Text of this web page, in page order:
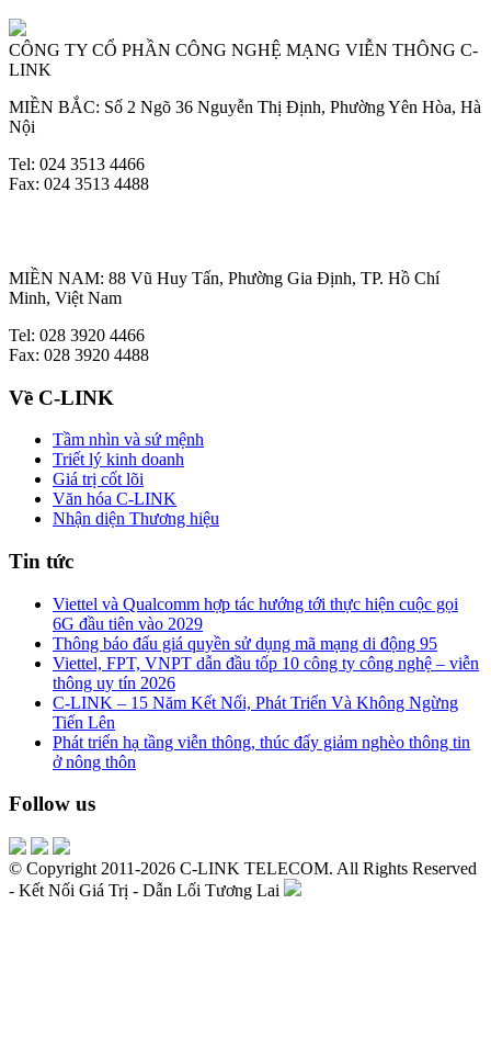
CÔNG TY CỔ PHẦN CÔNG NGHỆ MẠNG VIỄN THÔNG C-
LINK
MIỀN BẮC: Số 2 Ngõ 36 Nguyễn Thị Định, Phường Yên Hòa, Hà
Nội
Tel: 024 3513 4466
Fax: 024 3513 4488
MIỀN NAM: 88 Vũ Huy Tấn, Phường Gia Định, TP. Hồ Chí
Minh, Việt Nam
Tel: 028 3920 4466
Fax: 028 3920 4488
Về C-LINK
Tầm nhìn và sứ mệnh
Triết lý kinh doanh
Giá trị cốt lõi
Văn hóa C-LINK
Nhận diện Thương hiệu
Tin tức
Viettel và Qualcomm hợp tác hướng tới thực hiện cuộc gọi
6G đầu tiên vào 2029
Thông báo đấu giá quyền sử dụng mã mạng di động 95
Viettel, FPT, VNPT dẫn đầu tốp 10 công ty công nghệ – viễn
thông uy tín 2026
C-LINK – 15 Năm Kết Nối, Phát Triển Và Không Ngừng
Tiến Lên
Phát triển hạ tầng viễn thông, thúc đẩy giảm nghèo thông tin
ở nông thôn
Follow us
© Copyright 2011-2026 C-LINK TELECOM. All Rights Reserved
- Kết Nối Giá Trị - Dẫn Lối Tương Lai